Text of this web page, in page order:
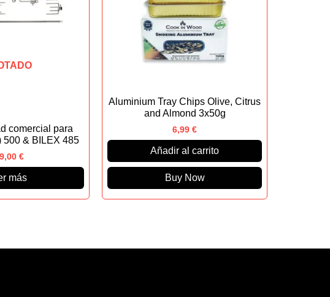
comercial para
500 & BILEX 485
€
más
Aluminium Tray Chips Olive, Citrus
and Almond 3x50g
6,99 €
Añadir al carrito
Buy Now